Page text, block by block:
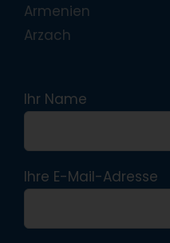
Armenien
Arzach
Ihr Name
Ihre E-Mail-Adresse